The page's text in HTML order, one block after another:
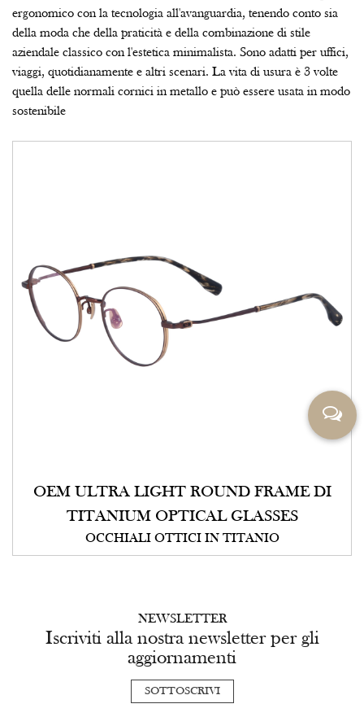
ergonomico con la tecnologia all'avanguardia, tenendo conto sia
della moda che della praticità e della combinazione di stile
aziendale classico con l'estetica minimalista. Sono adatti per uffici,
viaggi, quotidianamente e altri scenari. La vita di usura è 3 volte
quella delle normali cornici in metallo e può essere usata in modo
sostenibile
OEM ULTRA LIGHT ROUND FRAME DI
TITANIUM OPTICAL GLASSES
OCCHIALI OTTICI IN TITANIO
NEWSLETTER
Iscriviti alla nostra newsletter per gli
aggiornamenti
SOTTOSCRIVI